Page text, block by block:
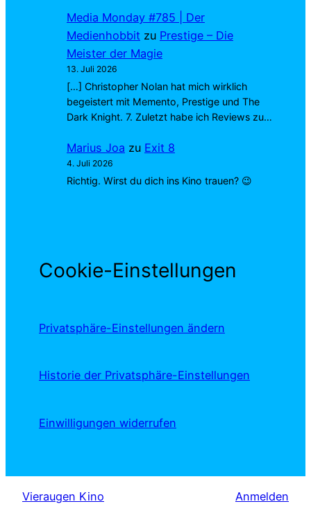
Media Monday #785 | Der
Medienhobbit zu Prestige – Die
Meister der Magie
13. Juli 2026
[…] Christopher Nolan hat mich wirklich
begeistert mit Memento, Prestige und The
Dark Knight. 7. Zuletzt habe ich Reviews zu…
Marius Joa zu Exit 8
4. Juli 2026
Richtig. Wirst du dich ins Kino trauen? 😉
Cookie-Einstellungen
Privatsphäre-Einstellungen ändern
Historie der Privatsphäre-Einstellungen
Einwilligungen widerrufen
Vieraugen Kino Anmelden